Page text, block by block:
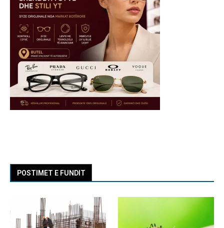
POSTIMET E FUNDIT